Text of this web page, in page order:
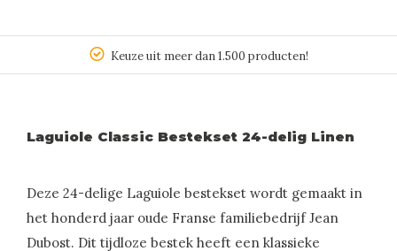
Keuze uit meer dan 1.500 producten!
Laguiole Classic Bestekset 24-delig Linen
Deze 24-delige Laguiole bestekset wordt gemaakt in
het honderd jaar oude Franse familiebedrijf Jean
Dubost. Dit tijdloze bestek heeft een klassieke